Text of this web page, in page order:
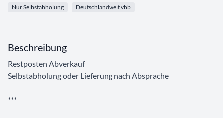
Nur Selbstabholung Deutschlandweit vhb
Beschreibung
Restposten Abverkauf
Selbstabholung oder Lieferung nach Absprache
***